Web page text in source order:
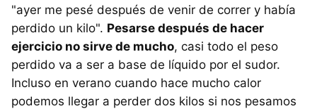
"ayer me pesé después de venir de correr y había
perdido un kilo". Pesarse después de hacer
ejercicio no sirve de mucho, casi todo el peso
perdido va a ser a base de líquido por el sudor.
Incluso en verano cuando hace mucho calor
podemos llegar a perder dos kilos si nos pesamos